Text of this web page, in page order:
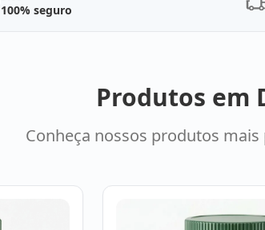
100% seguro
Produtos em
Conheça nossos produtos